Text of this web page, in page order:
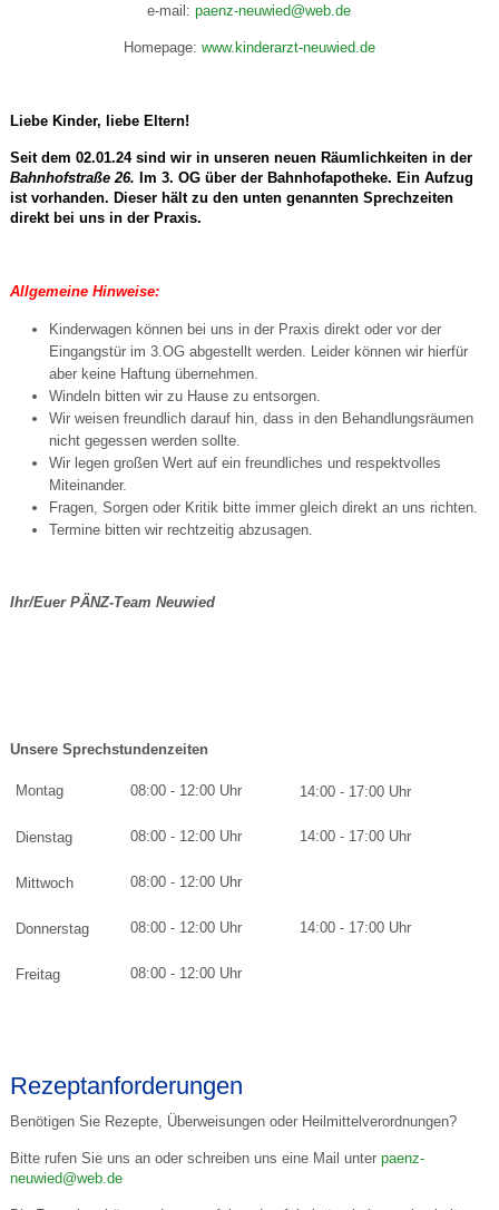
e-mail:paenz-neuwied@web.de
Homepage: www.kinderarzt-neuwied.de
Liebe Kinder, liebe Eltern!
Seit dem 02.01.24 sind wir in unseren neuen Räumlichkeiten in der
Bahnhofstraße 26. Im 3. OG über der Bahnhofapotheke. Ein Aufzug
ist vorhanden. Dieser hält zu den unten genannten Sprechzeiten
direkt bei uns in der Praxis.
Allgemeine Hinweise:
Kinderwagen können bei uns in der Praxis direkt oder vor der
Eingangstür im 3.OG abgestellt werden. Leider können wir hierfür
aber keine Haftung übernehmen.
Windeln bitten wir zu Hause zu entsorgen.
Wir weisen freundlich darauf hin, dass in den Behandlungsräumen
nicht gegessen werden sollte.
Wir legen großen Wert auf ein freundliches und respektvolles
Miteinander.
Fragen, Sorgen oder Kritik bitte immer gleich direkt an uns richten.
Termine bitten wir rechtzeitig abzusagen.
Ihr/Euer PÄNZ-Team Neuwied
Unsere Sprechstundenzeiten
Montag 08:00 - 12:00 Uhr 14:00 - 17:00 Uhr
Dienstag 08:00 - 12:00 Uhr 14:00 - 17:00 Uhr
Mittwoch 08:00 - 12:00 Uhr
Donnerstag 08:00 - 12:00 Uhr 14:00 - 17:00 Uhr
Freitag 08:00 - 12:00 Uhr
Rezeptanforderungen
Benötigen Sie Rezepte, Überweisungen oder Heilmittelverordnungen?
Bitte rufen Sie uns an oder schreiben uns eine Mail unter paenz-
neuwied@web.de